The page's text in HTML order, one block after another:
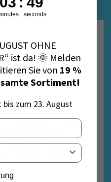
gebe ich
meines Online-
Werbemitteilungen,
über Produkte der
spezifischen Interesse
seconds
OHNE
ist da! 🌞 Melden
Sie von 19 %
Sortiment!
zum 23. August